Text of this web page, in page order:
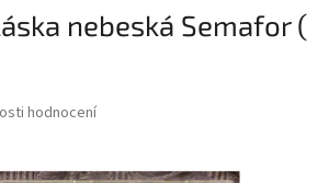
nebeská Semafor (
hodnocení